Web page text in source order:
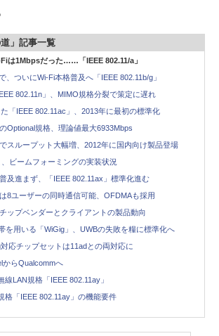
」記事一覧
は1Mbpsだった……「IEEE 802.11/a」
、ついにWi-Fi本格普及へ「IEEE 802.11b/g」
802.11n」、MIMO規格分裂で策定に遅れ
「IEEE 802.11ac」、2013年に最初の標準化
のOptional規格、理論値最大6933Mbps
でスループット大幅増、2012年に国内向け製品登場
ビームフォーミングの実装状況
普及進まず、「IEEE 802.11ax」標準化進む
は8ユーザーの同時通信可能、OFDMAも採用
チップベンダーとクライアントの製品動向
を用いる「WiGig」、UWBの失敗を糧に標準化へ
応チップセットは11adとの両対応に
からQualcommへ
LAN規格「IEEE 802.11ay」
格「IEEE 802.11ay」の機能要件